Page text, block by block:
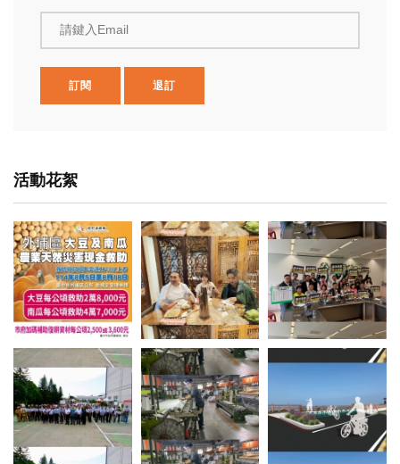
請鍵入Email
訂閱 退訂
活動花絮